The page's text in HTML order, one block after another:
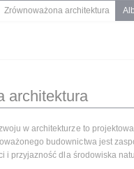
Zrównoważona architektura
architektura
w architekturze to
budownictwa jest
i przyjazność dla środowiska